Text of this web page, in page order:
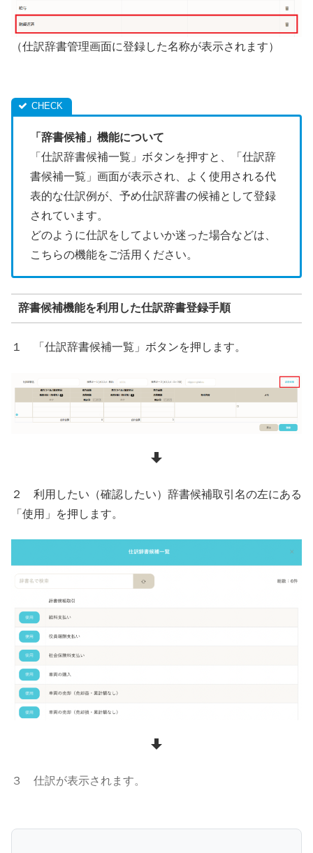
（仕訳辞書管理画面に登録した名称が表示されます）
「辞書候補」機能について
「仕訳辞書候補一覧」ボタンを押すと、「仕訳辞
書候補一覧」画面が表示され、よく使用される代
表的な仕訳例が、予め仕訳辞書の候補として登録
されています。
どのように仕訳をしてよいか迷った場合などは、
こちらの機能をご活用ください。
辞書候補機能を利用した仕訳辞書登録手順
１ 「仕訳辞書候補一覧」ボタンを押します。
２ 利用したい（確認したい）辞書候補取引名の左にある
「使用」を押します。
３ 仕訳が表示されます。